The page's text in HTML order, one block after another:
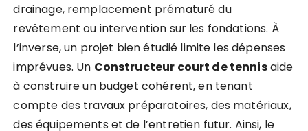
drainage, remplacement prématuré du
revêtement ou intervention sur les fondations. À
l’inverse, un projet bien étudié limite les dépenses
imprévues. Un Constructeur court de tennisaide
à construire un budget cohérent, en tenant
compte des travaux préparatoires, des matériaux,
des équipements et de l’entretien futur. Ainsi, le